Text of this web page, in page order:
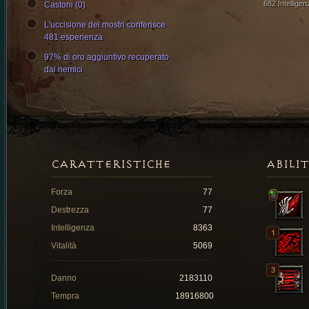
682
Castoni (0)
L'uccisione dei mostri conferisce
481 esperienza
97% di oro aggiuntivo recuperato
dai nemici
CARATTERISTICHE
Forza
77
Destrezza
77
Intelligenza
8363
Vitalità
5069
Danno
2183110
Tempra
18916800